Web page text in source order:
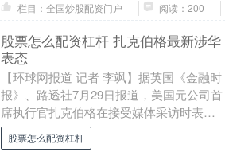
栏目：全国炒股配资门户
阅读：200
股票怎么配资杠杆 扎克伯格最新涉华
表态
【环球网报道 记者 李飒】据英国《金融时
报》、路透社7月29日报道，美国元公司首
席执行官扎克伯格在接受媒体采访时表
示，美国不应为了在人工智能（AI）竞赛
中占据优....
股票怎么配资杠杆